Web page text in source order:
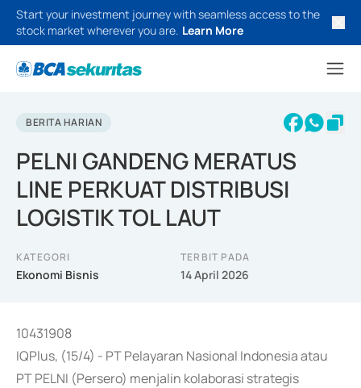
Start your investment journey with seamless access to the
stock market wherever you are. Learn More
BERITA HARIAN
PELNI GANDENG MERATUS
LINE PERKUAT DISTRIBUSI
LOGISTIK TOL LAUT
KATEGORI
Ekonomi Bisnis
TERBIT PADA
14 April 2026
10431908
IQPlus, (15/4) - PT Pelayaran Nasional Indonesia atau
PT PELNI (Persero) menjalin kolaborasi strategis